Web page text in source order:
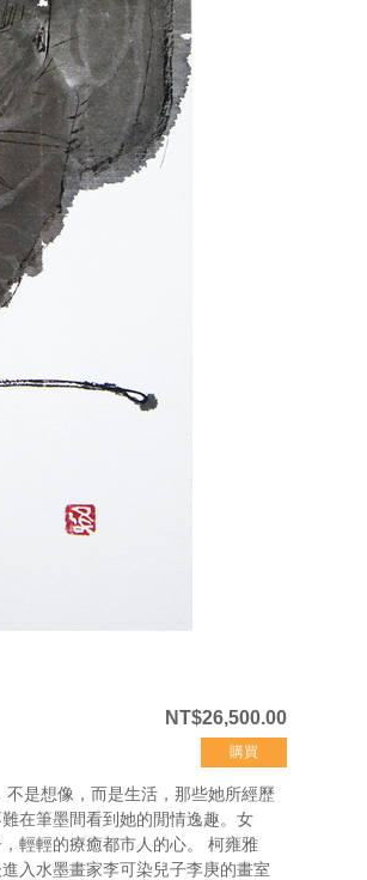
NT$26,500.00
購買
是想像，而是生活，那些她所經歷
在筆墨間看到她的閒情逸趣。女
輕輕的療癒都市人的心。 柯雍雅
入水墨畫家李可染兒子李庚的畫室